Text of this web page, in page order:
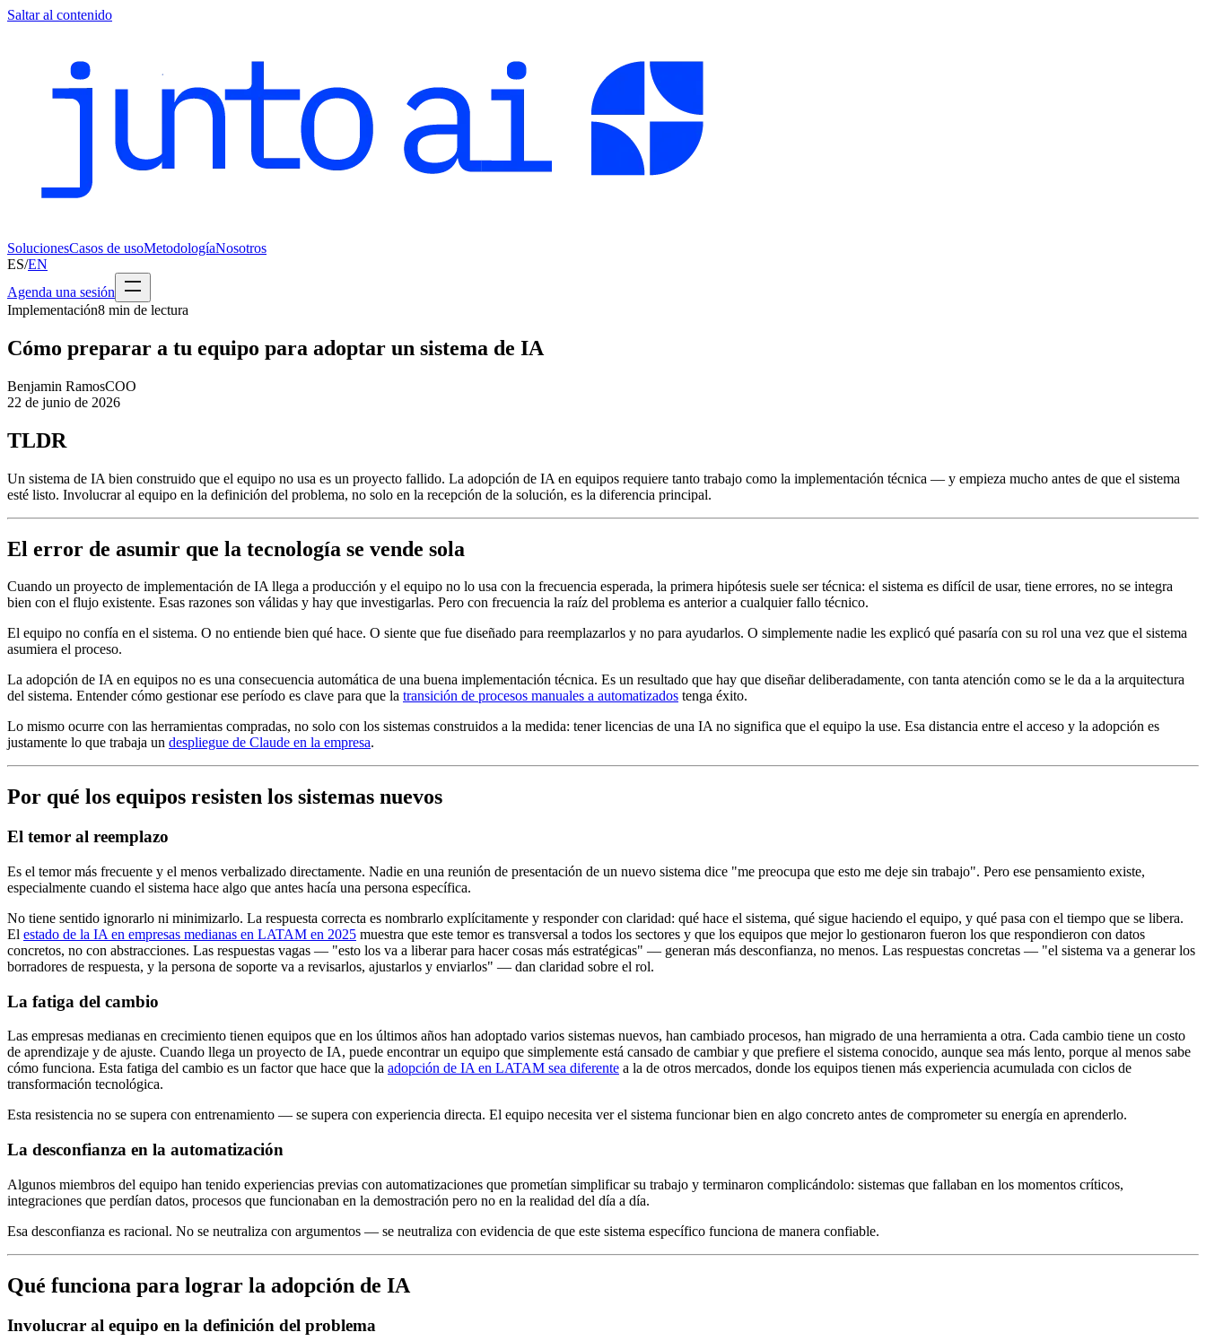
Saltar al contenido
SolucionesCasos de usoMetodologíaNosotros
ES/EN
Agenda una sesión
Implementación8 min de lectura
Cómo preparar a tu equipo para adoptar un sistema de IA
Benjamin RamosCOO
22 de junio de 2026
TLDR
Un sistema de IA bien construido que el equipo no usa es un proyecto fallido. La adopción de IA en equipos requiere tanto trabajo como la implementación técnica — y empieza mucho antes de que el sistema
esté listo. Involucrar al equipo en la definición del problema, no solo en la recepción de la solución, es la diferencia principal.
El error de asumir que la tecnología se vende sola
Cuando un proyecto de implementación de IA llega a producción y el equipo no lo usa con la frecuencia esperada, la primera hipótesis suele ser técnica: el sistema es difícil de usar, tiene errores, no se integra
bien con el flujo existente. Esas razones son válidas y hay que investigarlas. Pero con frecuencia la raíz del problema es anterior a cualquier fallo técnico.
El equipo no confía en el sistema. O no entiende bien qué hace. O siente que fue diseñado para reemplazarlos y no para ayudarlos. O simplemente nadie les explicó qué pasaría con su rol una vez que el sistema
asumiera el proceso.
La adopción de IA en equipos no es una consecuencia automática de una buena implementación técnica. Es un resultado que hay que diseñar deliberadamente, con tanta atención como se le da a la arquitectura
del sistema. Entender cómo gestionar ese período es clave para que la transición de procesos manuales a automatizados tenga éxito.
Lo mismo ocurre con las herramientas compradas, no solo con los sistemas construidos a la medida: tener licencias de una IA no significa que el equipo la use. Esa distancia entre el acceso y la adopción es
justamente lo que trabaja un despliegue de Claude en la empresa.
Por qué los equipos resisten los sistemas nuevos
El temor al reemplazo
Es el temor más frecuente y el menos verbalizado directamente. Nadie en una reunión de presentación de un nuevo sistema dice "me preocupa que esto me deje sin trabajo". Pero ese pensamiento existe,
especialmente cuando el sistema hace algo que antes hacía una persona específica.
No tiene sentido ignorarlo ni minimizarlo. La respuesta correcta es nombrarlo explícitamente y responder con claridad: qué hace el sistema, qué sigue haciendo el equipo, y qué pasa con el tiempo que se libera.
El estado de la IA en empresas medianas en LATAM en 2025 muestra que este temor es transversal a todos los sectores y que los equipos que mejor lo gestionaron fueron los que respondieron con datos
concretos, no con abstracciones. Las respuestas vagas — "esto los va a liberar para hacer cosas más estratégicas" — generan más desconfianza, no menos. Las respuestas concretas — "el sistema va a generar los
borradores de respuesta, y la persona de soporte va a revisarlos, ajustarlos y enviarlos" — dan claridad sobre el rol.
La fatiga del cambio
Las empresas medianas en crecimiento tienen equipos que en los últimos años han adoptado varios sistemas nuevos, han cambiado procesos, han migrado de una herramienta a otra. Cada cambio tiene un costo
de aprendizaje y de ajuste. Cuando llega un proyecto de IA, puede encontrar un equipo que simplemente está cansado de cambiar y que prefiere el sistema conocido, aunque sea más lento, porque al menos sabe
cómo funciona. Esta fatiga del cambio es un factor que hace que la adopción de IA en LATAM sea diferente a la de otros mercados, donde los equipos tienen más experiencia acumulada con ciclos de
transformación tecnológica.
Esta resistencia no se supera con entrenamiento — se supera con experiencia directa. El equipo necesita ver el sistema funcionar bien en algo concreto antes de comprometer su energía en aprenderlo.
La desconfianza en la automatización
Algunos miembros del equipo han tenido experiencias previas con automatizaciones que prometían simplificar su trabajo y terminaron complicándolo: sistemas que fallaban en los momentos críticos,
integraciones que perdían datos, procesos que funcionaban en la demostración pero no en la realidad del día a día.
Esa desconfianza es racional. No se neutraliza con argumentos — se neutraliza con evidencia de que este sistema específico funciona de manera confiable.
Qué funciona para lograr la adopción de IA
Involucrar al equipo en la definición del problema